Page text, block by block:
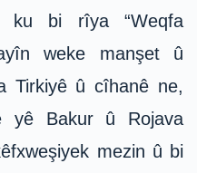
ku bi rîya “Weqfa
weke manşet û
Tirkiyê û cîhanê ne,
yê Bakur û Rojava
mezin û bi